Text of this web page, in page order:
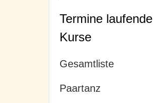
Termine laufende
Kurse
Gesamtliste
Paartanz